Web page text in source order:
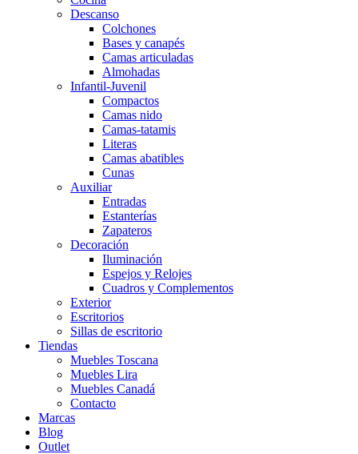
Descanso
Colchones
Bases y canapés
Camas articuladas
Almohadas
Infantil-Juvenil
Compactos
Camas nido
Camas-tatamis
Literas
Camas abatibles
Cunas
Auxiliar
Entradas
Estanterías
Zapateros
Decoración
Iluminación
Espejos y Relojes
Cuadros y Complementos
Exterior
Escritorios
Sillas de escritorio
Tiendas
Muebles Toscana
Muebles Lira
Muebles Canadá
Contacto
Marcas
Blog
Outlet